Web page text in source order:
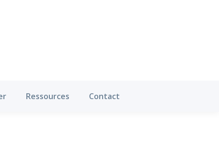
Ressources Contact